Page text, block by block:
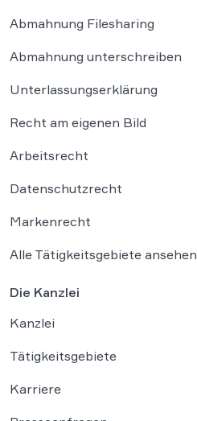
Abmahnung Filesharing
Abmahnung unterschreiben
Unterlassungserklärung
Recht am eigenen Bild
Arbeitsrecht
Datenschutzrecht
Markenrecht
Alle Tätigkeitsgebiete ansehen
Die Kanzlei
Kanzlei
Tätigkeitsgebiete
Karriere